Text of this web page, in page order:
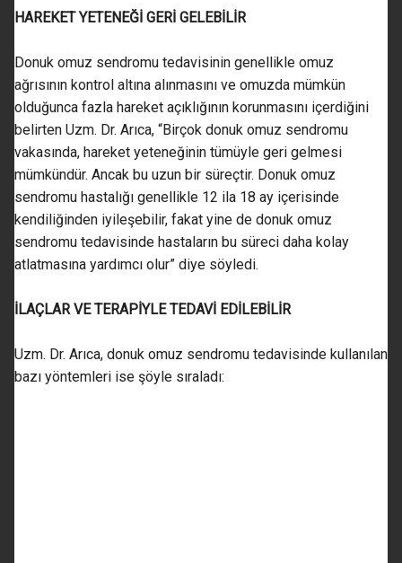
HAREKET YETENEĞİ GERİ GELEBİLİR
Donuk omuz sendromu tedavisinin genellikle omuz
ağrısının kontrol altına alınmasını ve omuzda mümkün
olduğunca fazla hareket açıklığının korunmasını içerdiğini
belirten Uzm. Dr. Arıca, “Birçok donuk omuz sendromu
vakasında, hareket yeteneğinin tümüyle geri gelmesi
mümkündür. Ancak bu uzun bir süreçtir. Donuk omuz
sendromu hastalığı genellikle 12 ila 18 ay içerisinde
kendiliğinden iyileşebilir, fakat yine de donuk omuz
sendromu tedavisinde hastaların bu süreci daha kolay
atlatmasına yardımcı olur” diye söyledi.
İLAÇLAR VE TERAPİYLE TEDAVİ EDİLEBİLİR
Uzm. Dr. Arıca, donuk omuz sendromu tedavisinde kullanılan
bazı yöntemleri ise şöyle sıraladı: